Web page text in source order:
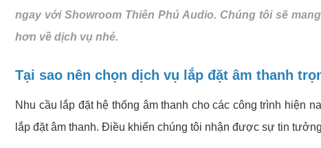
ngay với Showroom Thiên Phú Audio. Chúng tôi sẽ
hơn về dịch vụ nhé.
Tại sao nên chọn dịch vụ lắp đặt âm thanh
Nhu cầu lắp đặt hệ thống âm thanh cho các công trình hiện
lắp đặt âm thanh. Điều khiến chúng tôi nhận được sự tin